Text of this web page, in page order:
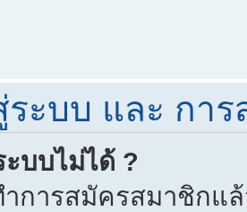
ระบบ และ กา
ะบบไม่ได้ ?
การสมัครสมาชิกแ